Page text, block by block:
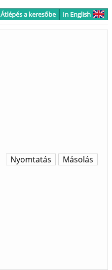
Átlépés a keresőbe In English
Másolás
Nyomtatás